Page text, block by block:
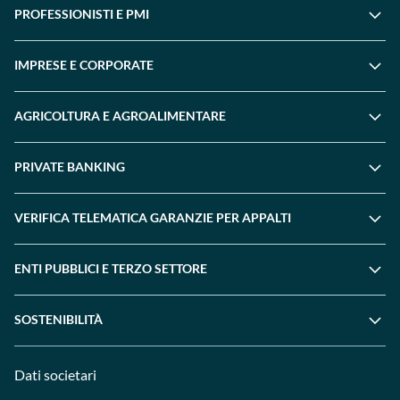
PROFESSIONISTI E PMI
IMPRESE E CORPORATE
AGRICOLTURA E AGROALIMENTARE
PRIVATE BANKING
VERIFICA TELEMATICA GARANZIE PER APPALTI
ENTI PUBBLICI E TERZO SETTORE
SOSTENIBILITÀ
Dati societari